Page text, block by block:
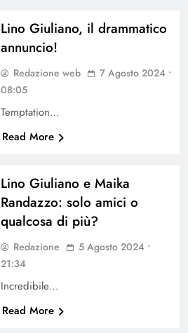
Lino Giuliano, il drammatico
annuncio!
Redazione web
7 Agosto 2024 •
08:05
Temptation…
Read More
Lino Giuliano e Maika
Randazzo: solo amici o
qualcosa di più?
Redazione
5 Agosto 2024 •
21:34
Incredibile…
Read More